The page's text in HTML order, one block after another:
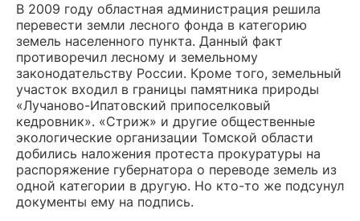
В 2009 году областная администрация решила
перевести земли лесного фонда в категорию
земель населенного пункта. Данный факт
противоречил лесному и земельному
законодательству России. Кроме того, земельный
участок входил в границы памятника природы
«Лучаново-Ипатовский припоселковый
кедровник». «Стриж» и другие общественные
экологические организации Томской области
добились наложения протеста прокуратуры на
распоряжение губернатора о переводе земель из
одной категории в другую. Но кто-то же подсунул
документы ему на подпись.